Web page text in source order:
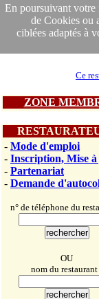
En poursuivant votre
de Cookies ou
ciblées adaptés à
Ce
ZONE
- Mode d'emploi
- Inscription, Mise
- Partenariat
- Demande
n° de téléphone du
OU
nom du restaurant